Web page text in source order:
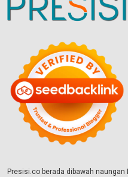
Presisi.co berada dibawah